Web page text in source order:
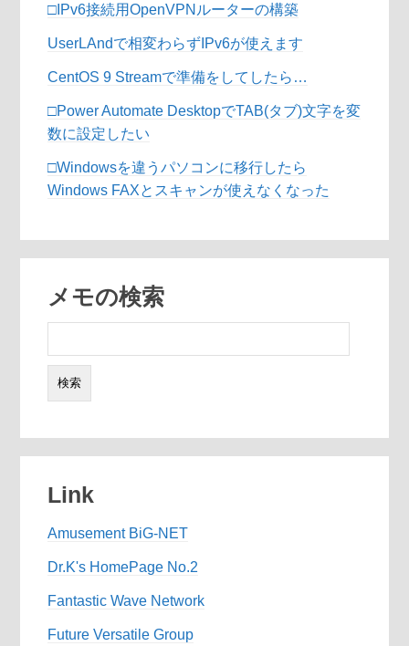
□IPv6接続用OpenVPNルーターの構築
UserLAndで相変わらずIPv6が使えます
CentOS 9 Streamで準備をしてしたら…
□Power Automate DesktopでTAB(タブ)文字を変
数に設定したい
□Windowsを違うパソコンに移行したら
Windows FAXとスキャンが使えなくなった
メモの検索
索:
Link
Amusement BiG-NET
Dr.K's HomePage No.2
Fantastic Wave Network
Future Versatile Group